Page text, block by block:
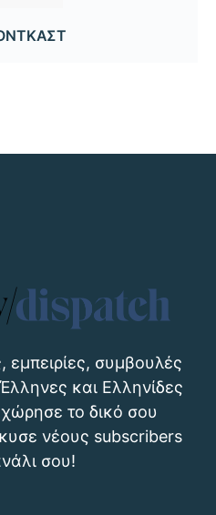
εμπειρίες, συμβουλές
και Ελληνίδες
το δικό σου
νέους subscribers
σου!